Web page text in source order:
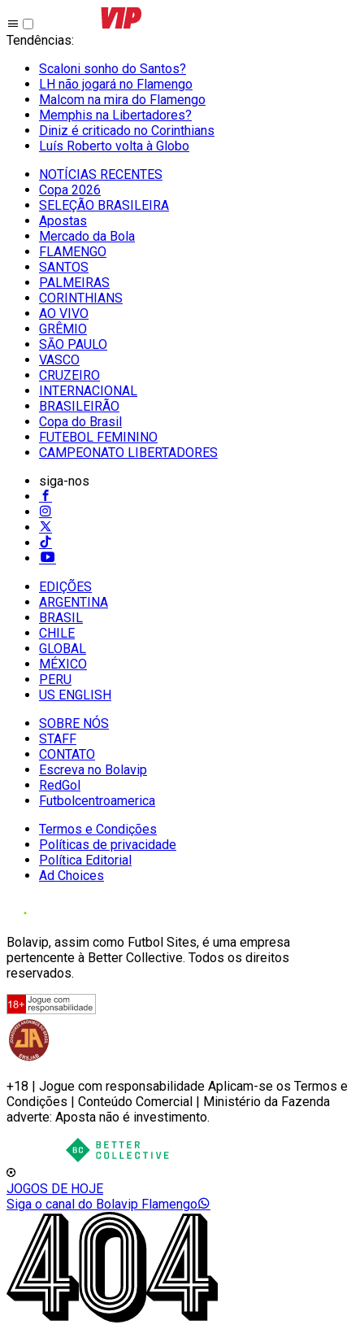
Tendências:
Scaloni sonho do Santos?
LH não jogará no Flamengo
Malcom na mira do Flamengo
Memphis na Libertadores?
Diniz é criticado no Corinthians
Luís Roberto volta à Globo
NOTÍCIAS RECENTES
Copa 2026
SELEÇÃO BRASILEIRA
Apostas
Mercado da Bola
FLAMENGO
SANTOS
PALMEIRAS
CORINTHIANS
AO VIVO
GRÊMIO
SĀO PAULO
VASCO
CRUZEIRO
INTERNACIONAL
BRASILEIRÃO
Copa do Brasil
FUTEBOL FEMININO
CAMPEONATO LIBERTADORES
siga-nos
EDIÇÕES
ARGENTINA
BRASIL
CHILE
GLOBAL
MÉXICO
PERU
US ENGLISH
SOBRE NÓS
STAFF
CONTATO
Escreva no Bolavip
RedGol
Futbolcentroamerica
Termos e Condições
Políticas de privacidade
Política Editorial
Ad Choices
Bolavip, assim como Futbol Sites, é uma empresa
pertencente à Better Collective. Todos os direitos
reservados.
+18 | Jogue com responsabilidade Aplicam-se os Termos e
Condições | Conteúdo Comercial | Ministério da Fazenda
adverte: Aposta não é investimento.
JOGOS DE HOJE
Siga o canal do Bolavip Flamengo